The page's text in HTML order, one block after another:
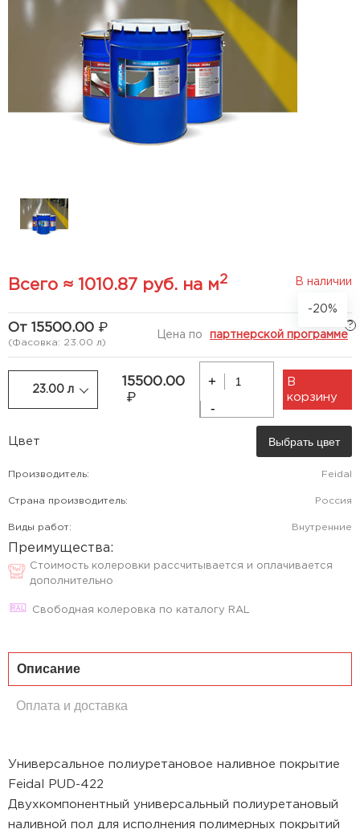
Всего ≈ 1010.87 руб. на м2 В наличии
От 15500.00
(Фасовка: 23.00 л)
Цена по партнерской программе
?
-20%
23.00 л
15500.00
+
-
В
корзину
Цвет Выбрать цвет
Производитель: Feidal
Страна производитель: Россия
Виды работ: Внутренние
Преимущества:
Стоимость колеровки рассчитывается и оплачивается
дополнительно
Свободная колеровка по каталогу RAL
Описание
Оплата и доставка
Универсальное полиуретановое наливное покрытие
Feidal PUD-422
Двухкомпонентный универсальный полиуретановый
наливной пол для исполнения полимерных покрытий